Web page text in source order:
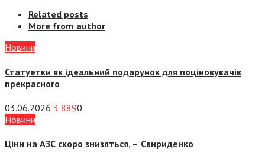
Related posts
More from author
Новини
Статуетки як ідеальний подарунок для поціновувачів
прекрасного
03.06.2026 3 8890
Новини
Ціни на АЗС скоро знизяться, – Свириденко